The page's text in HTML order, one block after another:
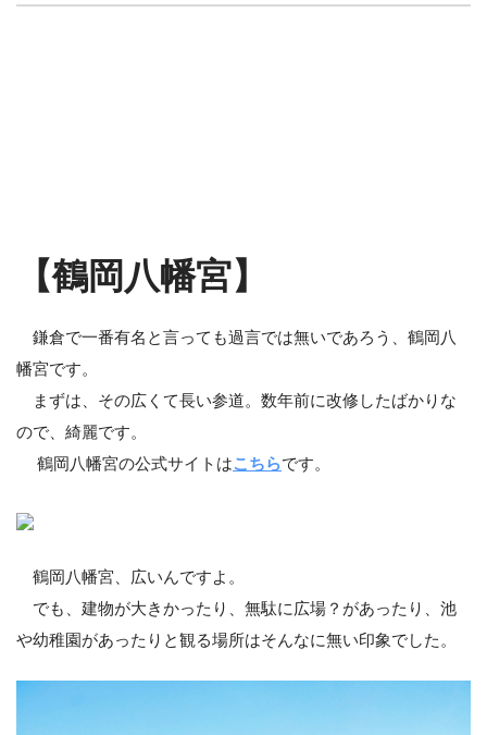
【鶴岡八幡宮】
鎌倉で一番有名と言っても過言では無いであろう、鶴岡八
幡宮です。
まずは、その広くて長い参道。数年前に改修したばかりな
ので、綺麗です。
鶴岡八幡宮の公式サイトはこちらです。
鶴岡八幡宮、広いんですよ。
でも、建物が大きかったり、無駄に広場？があったり、池
や幼稚園があったりと観る場所はそんなに無い印象でした。